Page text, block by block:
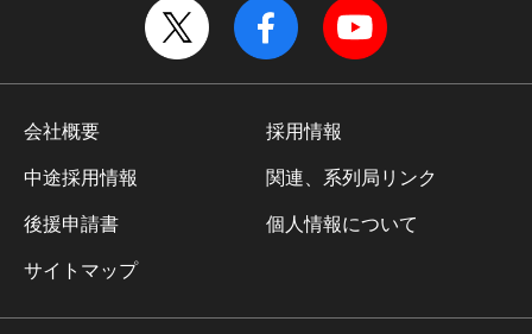
会社概要 採用情報
中途採用情報 関連、系列局リンク
後援申請書 個人情報について
サイトマップ